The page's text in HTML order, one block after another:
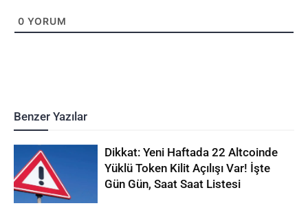
0 YORUM
Benzer Yazılar
Dikkat: Yeni Haftada 22 Altcoinde
Yüklü Token Kilit Açılışı Var! İşte
Gün Gün, Saat Saat Listesi